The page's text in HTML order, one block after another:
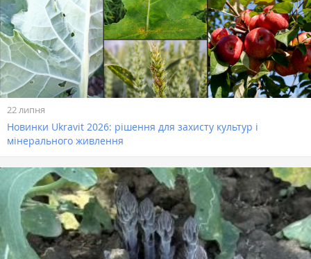
22 липня
Новинки Ukravit 2026: рішення для захисту культур і
мінерального живлення